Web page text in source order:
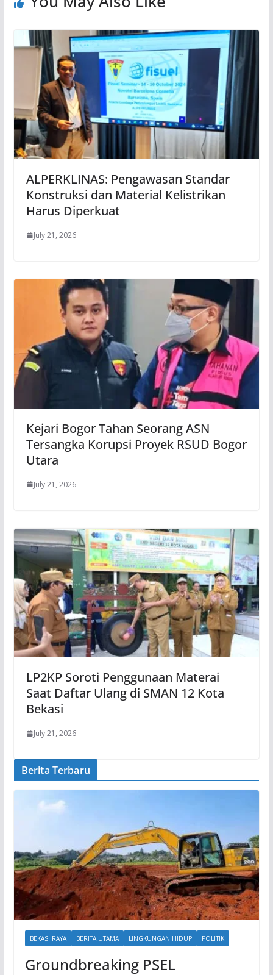
ALPERKLINAS: Pengawasan Standar
Konstruksi dan Material Kelistrikan
Harus Diperkuat
July 21, 2026
Kejari Bogor Tahan Seorang ASN
Tersangka Korupsi Proyek RSUD Bogor
Utara
July 21, 2026
LP2KP Soroti Penggunaan Materai
Saat Daftar Ulang di SMAN 12 Kota
Bekasi
July 21, 2026
Berita Terbaru
BEKASI RAYA BERITA UTAMA LINGKUNGAN HIDUP POLITIK
Groundbreaking PSEL